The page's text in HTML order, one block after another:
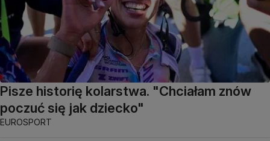
Pisze historię kolarstwa. "Chciałam znów
poczuć się jak dziecko"
EUROSPORT